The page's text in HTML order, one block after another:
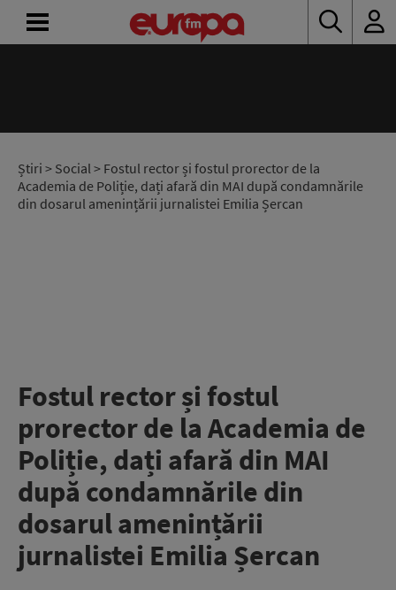
Știri > Social> Fostul rector și fostul prorector de la
Academia de Poliție, dați afară din MAI după condamnările
din dosarul amenințării jurnalistei Emilia Șercan
Fostul rector și fostul
prorector de la Academia de
Poliție, dați afară din MAI
după condamnările din
dosarul amenințării
jurnalistei Emilia Șercan
RADIO
CONCURSURI